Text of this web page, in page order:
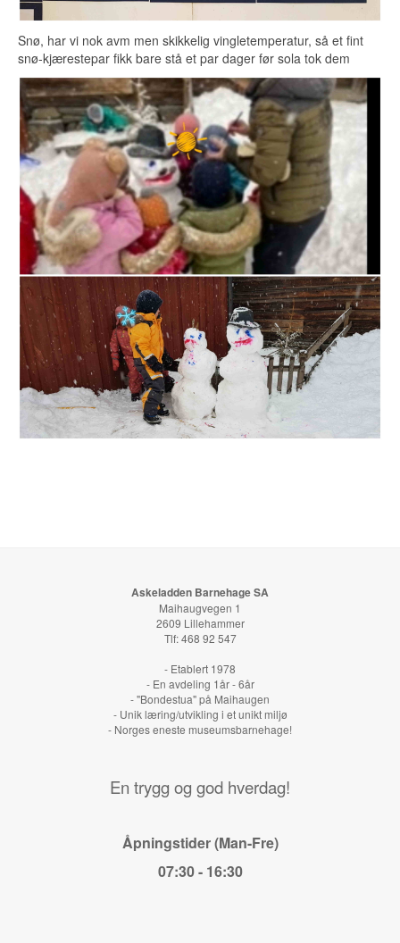
Snø, har vi nok avm men skikkelig vingletemperatur, så et fint
snø-kjærestepar fikk bare stå et par dager før sola tok dem
Askeladden Barnehage SA
Maihaugvegen 1
2609 Lillehammer
Tlf: 468 92 547
- Etablert 1978
- En avdeling 1år - 6år
- "Bondestua" på Maihaugen
- Unik læring/utvikling i et unikt miljø
- Norges eneste museumsbarnehage!
En trygg og god hverdag!
Åpningstider (Man-Fre)
07:30 - 16:30